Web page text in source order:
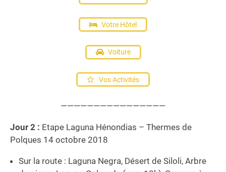
Votre Hôtel
Voiture
Vos Activités
————————————————
Jour 2 : Etape Laguna Hénondias – Thermes de
Polques 14 octobre 2018
Sur la route : Laguna Negra, Désert de Siloli, Arbre